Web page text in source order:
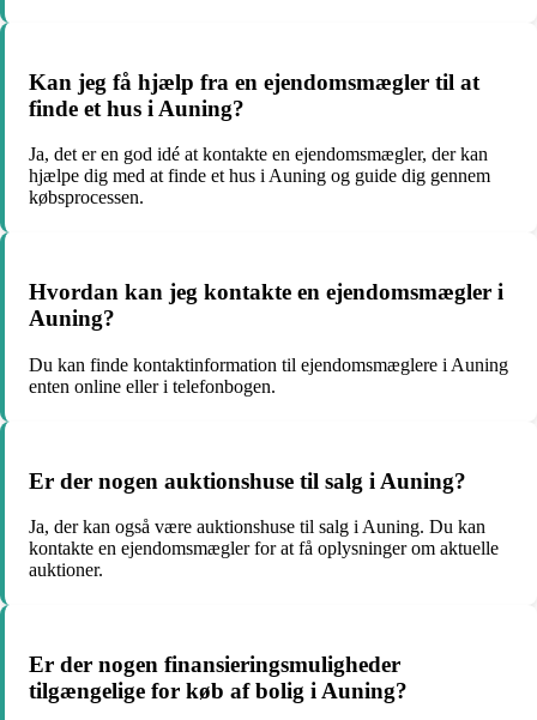
Kan jeg få hjælp fra en ejendomsmægler til at
finde et hus i Auning?
Ja, det er en god idé at kontakte en ejendomsmægler, der kan
hjælpe dig med at finde et hus i Auning og guide dig gennem
købsprocessen.
Hvordan kan jeg kontakte en ejendomsmægler i
Auning?
Du kan finde kontaktinformation til ejendomsmæglere i Auning
enten online eller i telefonbogen.
Er der nogen auktionshuse til salg i Auning?
Ja, der kan også være auktionshuse til salg i Auning. Du kan
kontakte en ejendomsmægler for at få oplysninger om aktuelle
auktioner.
Er der nogen finansieringsmuligheder
tilgængelige for køb af bolig i Auning?